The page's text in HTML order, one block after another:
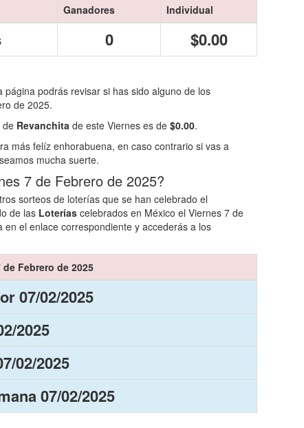
Ganadores Individual
0 $0.00
podrás revisar si has sido alguno de los
de 2025.
de Revanchita de este Viernes es de $0.00.
más felíz enhorabuena, en caso contrario si vas a
mucha suerte.
7 de Febrero de 2025?
sorteos de loterías que se han celebrado el
de las Loterías celebrados en México el Viernes 7 de
el enlace correspondiente y accederás a los
Febrero de 2025
07/02/2025
2025
02/2025
07/02/2025